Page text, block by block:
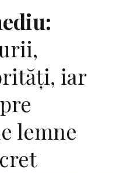
iar
lemne